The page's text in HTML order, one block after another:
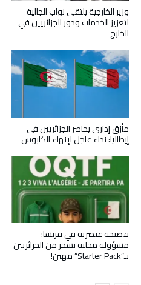
وزير الخارجية يلتقي نواب الجالية
لتعزيز الخدمات ودور الجزائريين في
الخارج
مأزق إداري يحاصر الجزائريين في
إيطاليا: نداء عاجل لإنهاء الكابوس
فضيحة عنصرية في فرنسا:
مسؤولة محلية تسخر من الجزائريين
بـ”Starter Pack” مهين!